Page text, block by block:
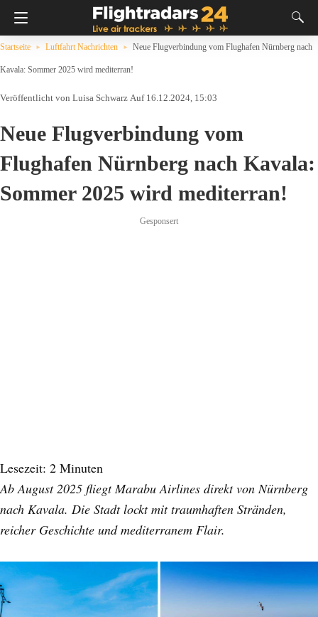
Startseite Luftfahrt Nachrichten Neue Flugverbindung vom Flughafen Nürnberg nach
Kavala: Sommer 2025 wird mediterran!
Luisa Schwarz Auf 16.12.2024, 15:03
Neue Flugverbindung vom
Flughafen Nürnberg nach Kavala:
Sommer 2025 wird mediterran!
Gesponsert
Lesezeit: 2 Minuten
Ab August 2025 fliegt Marabu Airlines direkt von Nürnberg
nach Kavala. Die Stadt lockt mit traumhaften Stränden,
reicher Geschichte und mediterranem Flair.